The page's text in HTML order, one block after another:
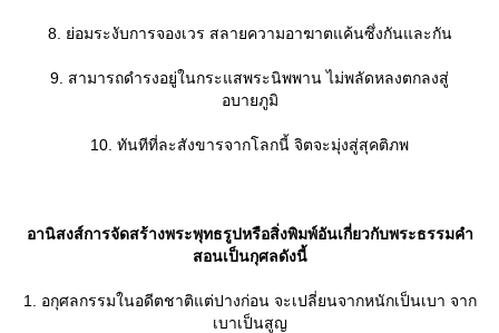
8. ย่อมระงับการจองเวร สลายความอาฆาตแค้นซึ่งกันและกัน
9. สามารถดำรงอยู่ในกระแสพระนิพพาน ไม่พลัดหลงตกลงสู่
อบายภูมิ
10. ทันทีที่ละสังขารจากโลกนี้ จิตจะมุ่งสู่สุคติภพ
อานิสงส์การจัดสร้างพระพุทธรูปหรือสิ่งพิมพ์อันเกี่ยวกับพระธรรมคำ
สอนเป็นกุศลดังนี้
1. อกุศลกรรมในอดีตชาติแต่ปางก่อน จะเปลี่ยนจากหนักเป็นเบา จาก
เบาเป็นสูญ